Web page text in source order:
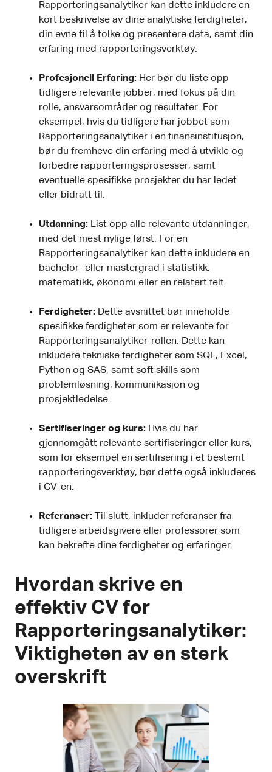
Rapporteringsanalytiker kan dette inkludere en
kort beskrivelse av dine analytiske ferdigheter,
din evne til å tolke og presentere data, samt din
erfaring med rapporteringsverktøy.
Profesjonell Erfaring: Her bør du liste opp
tidligere relevante jobber, med fokus på din
rolle, ansvarsområder og resultater. For
eksempel, hvis du tidligere har jobbet som
Rapporteringsanalytiker i en finansinstitusjon,
bør du fremheve din erfaring med å utvikle og
forbedre rapporteringsprosesser, samt
eventuelle spesifikke prosjekter du har ledet
eller bidratt til.
Utdanning: List opp alle relevante utdanninger,
med det mest nylige først. For en
Rapporteringsanalytiker kan dette inkludere en
bachelor- eller mastergrad i statistikk,
matematikk, økonomi eller en relatert felt.
Ferdigheter: Dette avsnittet bør inneholde
spesifikke ferdigheter som er relevante for
Rapporteringsanalytiker-rollen. Dette kan
inkludere tekniske ferdigheter som SQL, Excel,
Python og SAS, samt soft skills som
problemløsning, kommunikasjon og
prosjektledelse.
Sertifiseringer og kurs: Hvis du har
gjennomgått relevante sertifiseringer eller kurs,
som for eksempel en sertifisering i et bestemt
rapporteringsverktøy, bør dette også inkluderes
i CV-en.
Referanser: Til slutt, inkluder referanser fra
tidligere arbeidsgivere eller professorer som
kan bekrefte dine ferdigheter og erfaringer.
Hvordan skrive en
effektiv CV for
Rapporteringsanalytiker:
Viktigheten av en sterk
overskrift